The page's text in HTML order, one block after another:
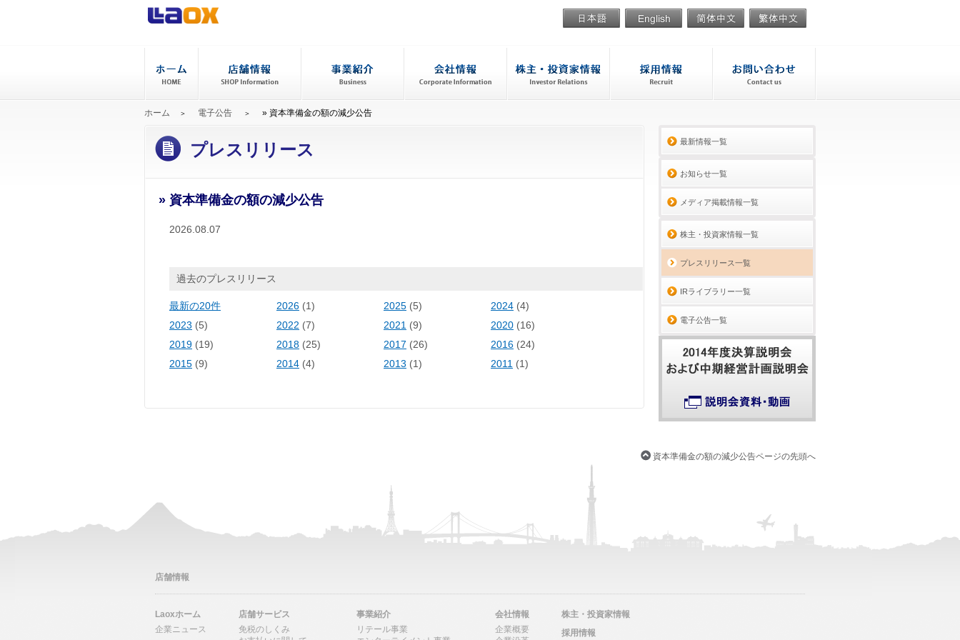
ホーム 電子公告 » 資本準備金の額の減少公告
プレスリリース
» 資本準備金の額の減少公告
2026.08.07
過去のプレスリリース
最新の20件 2026 (1) 2025 (5) 2024 (4)
2023 (5) 2022 (7) 2021 (9) 2020 (16)
2019 (19) 2018 (25) 2017 (26) 2016 (24)
2015 (9) 2014 (4) 2013 (1) 2011 (1)
最新情報一覧
お知らせ一覧
メディア掲載情報一覧
株主・投資家情報一覧
プレスリリース一覧
IRライブラリー一覧
電子公告一覧
資本準備金の額の減少公告ページの先頭へ
店舗情報
Laoxホーム
企業ニュース
店舗サービス
免税のしくみ
事業紹介
リテール事業
会社情報
企業概要
株主・投資家情報
採用情報